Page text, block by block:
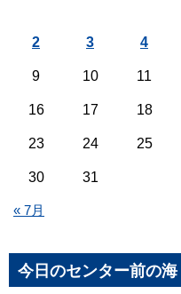
« 7月
2 3 4
9 10 11
16 17 18
23 24 25
30 31
今日のセンター前の